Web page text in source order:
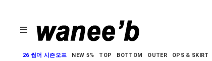
26 썸머 시즌오프 NEW 5% TOP BOTTOM OUTER OPS & SKIRT